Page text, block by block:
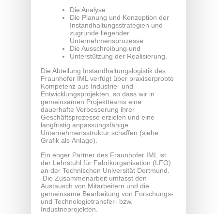
Die Analyse
Die Planung und Konzeption der
Instandhaltungsstrategien und
zugrunde liegender
Unternehmensprozesse
Die Ausschreibung und
Unterstützung der Realisierung.
Die Abteilung Instandhaltungslogistik des
Fraunhofer IML verfügt über praxiserprobte
Kompetenz aus Industrie- und
Entwicklungsprojekten, so dass wir in
gemeinsamen Projektteams eine
dauerhafte Verbesserung ihrer
Geschäftsprozesse erzielen und eine
langfristig anpassungsfähige
Unternehmensstruktur schaffen (siehe
Grafik als Anlage).
Ein enger Partner des Fraunhofer IML ist
der Lehrstuhl für Fabrikorganisation (LFO)
an der Technischen Universität Dortmund.
Die Zusammenarbeit umfasst den
Austausch von Mitarbeitern und die
gemeinsame Bearbeitung von Forschungs-
und Technologietransfer- bzw.
Industrieprojekten.